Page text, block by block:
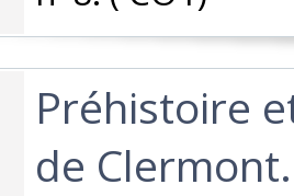
‎Préhistoire
de Clermont.‎